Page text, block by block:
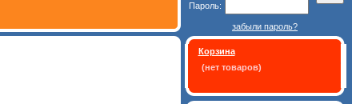
Пароль:
забыли пароль?
Корзина
(нет товаров)